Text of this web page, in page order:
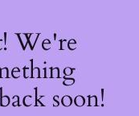
We're
soon!